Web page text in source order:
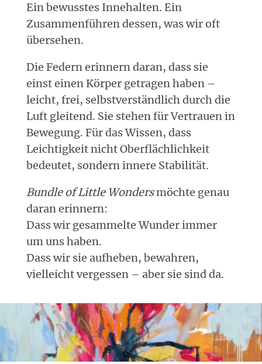
Ein bewusstes Innehalten. Ein
Zusammenführen dessen, was wir oft
übersehen.
Die Federn erinnern daran, dass sie
einst einen Körper getragen haben –
leicht, frei, selbstverständlich durch die
Luft gleitend. Sie stehen für Vertrauen in
Bewegung. Für das Wissen, dass
Leichtigkeit nicht Oberflächlichkeit
bedeutet, sondern innere Stabilität.
Bundle of Little Wondersmöchte genau
daran erinnern:
Dass wir gesammelte Wunder immer
um uns haben.
Dass wir sie aufheben, bewahren,
vielleicht vergessen – aber sie sind da.